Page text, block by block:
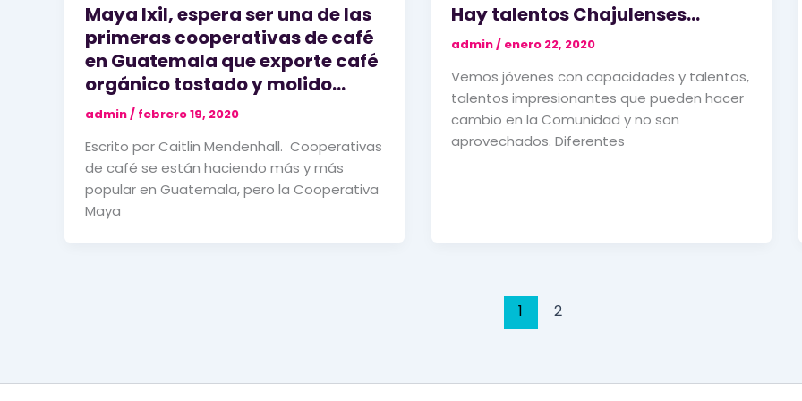
Maya Ixil, espera ser una de las
primeras cooperativas de café
en Guatemala que exporte café
orgánico tostado y molido…
admin/ febrero 19, 2020
Escrito por Caitlin Mendenhall. Cooperativas
de café se están haciendo más y más
popular en Guatemala, pero la Cooperativa
Maya
Hay talentos Chajulenses…
admin/ enero 22, 2020
Vemos jóvenes con capacidades y talentos,
talentos impresionantes que pueden hacer
cambio en la Comunidad y no son
aprovechados. Diferentes
1 2